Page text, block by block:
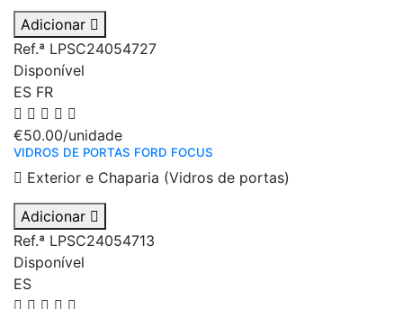
Adicionar
Ref.ª LPSC24054727
Disponível
ES FR
€50.00/unidade
VIDROS DE PORTAS FORD FOCUS
Exterior e Chaparia (Vidros de portas)
Adicionar
Ref.ª LPSC24054713
Disponível
ES